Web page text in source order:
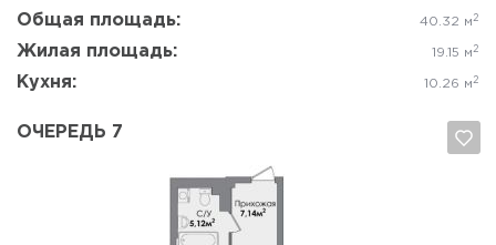
Общая площадь: 40.32 м 2
Жилая площадь: 19.15 м 2
Кухня: 10.26 м 2
ОЧЕРЕДЬ 7